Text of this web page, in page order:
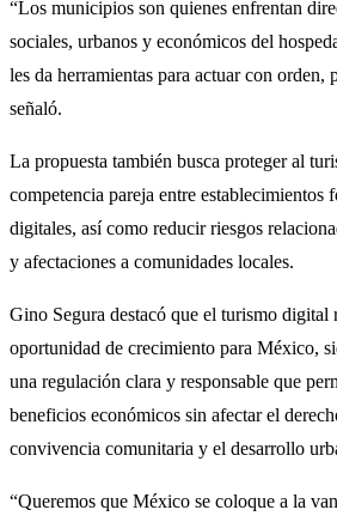
“Los municipios son quienes enfrentan
sociales, urbanos y económicos del
les da herramientas para actuar con
señaló.
La propuesta también busca proteger al
competencia pareja entre establecimientos
digitales, así como reducir riesgos
y afectaciones a comunidades locales.
Gino Segura destacó que el turismo digital
oportunidad de crecimiento para México,
una regulación clara y responsable que
beneficios económicos sin afectar el
convivencia comunitaria y el desarrollo
“Queremos que México se coloque a la